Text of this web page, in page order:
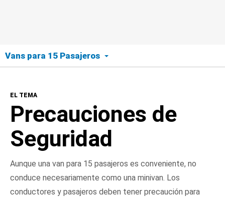
Vans para 15 Pasajeros
EL TEMA
Precauciones de
Seguridad
Aunque una van para 15 pasajeros es conveniente, no
conduce necesariamente como una minivan. Los
conductores y pasajeros deben tener precaución para